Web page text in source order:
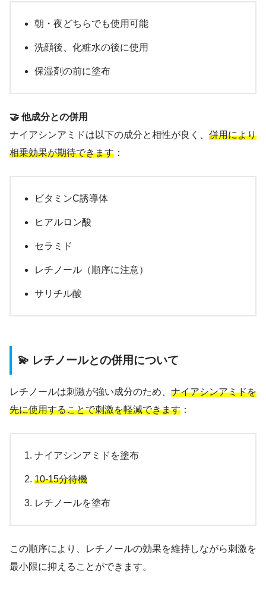
朝・夜どちらでも使用可能
洗顔後、化粧水の後に使用
保湿剤の前に塗布
🤝 他成分との併用
ナイアシンアミドは以下の成分と相性が良く、 併用により
相乗効果が期待できます ：
ビタミンC誘導体
ヒアルロン酸
セラミド
レチノール（順序に注意）
サリチル酸
💫 レチノールとの併用について
レチノールは刺激が強い成分のため、 ナイアシンアミドを
先に使用することで刺激を軽減できます ：
ナイアシンアミドを塗布
10-15分待機
レチノールを塗布
この順序により、レチノールの効果を維持しながら刺激を
最小限に抑えることができます。